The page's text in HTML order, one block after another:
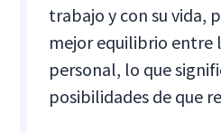
trabajo y con su vida,
mejor equilibrio entre
personal, lo que
posibilidades de que